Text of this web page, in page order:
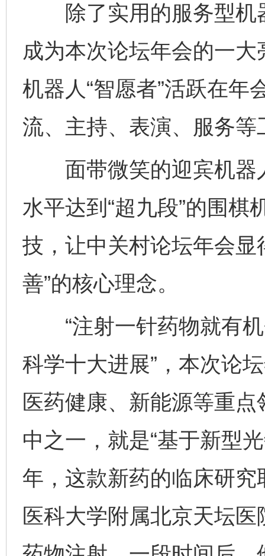
除了实用的服务型机
成为本次论坛年会的一
机器人“智愿者”活跃在年
流、主持、表演、服务
面带微笑的迎宾机器
水平达到“超九段”的围
技，让中关村论坛年会显
善”的核心理念。
“注射一针药物就有机
科学十大进展”，本次论
医药健康、新能源等重点
中之一，就是“基于新型
年，这款新药的临床研
医科大学附属北京天坛